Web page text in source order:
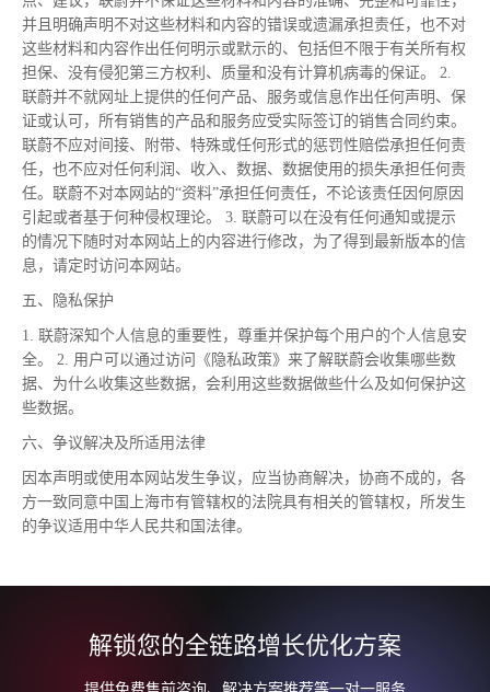
并且明确声明不对这些材料和内容的错误或遗漏承担责任，也不对
这些材料和内容作出任何明示或默示的、包括但不限于有关所有权
担保、没有侵犯第三方权利、质量和没有计算机病毒的保证。 2.
联蔚并不就网址上提供的任何产品、服务或信息作出任何声明、保
证或认可，所有销售的产品和服务应受实际签订的销售合同约束。
联蔚不应对间接、附带、特殊或任何形式的惩罚性赔偿承担任何责
任，也不应对任何利润、收入、数据、数据使用的损失承担任何责
任。联蔚不对本网站的“资料”承担任何责任，不论该责任因何原因
引起或者基于何种侵权理论。 3. 联蔚可以在没有任何通知或提示
的情况下随时对本网站上的内容进行修改，为了得到 最新版本的信
息，请定时访问本网站。
五、隐私保护
1. 联蔚深知个人信息的重要性，尊重并保护每个用户的个人信息安
全。 2. 用户可以通过访问《隐私政策》来了解联蔚会收集哪些数
据、为什么收集这些数据，会利用这些数据做些什么及如何保护这
些数据。
六、争议解决及所适用法律
因本声明或使用本网站发生争议，应当协商解决，协商不成的，各
方一致同意中国上海市有管辖权的法院具有相关的管辖权，所发生
的争议适用中华人民共和国法律。
解锁您的全链路增长优化方案
提供免费售前咨询、解决方案推荐等一对一服务